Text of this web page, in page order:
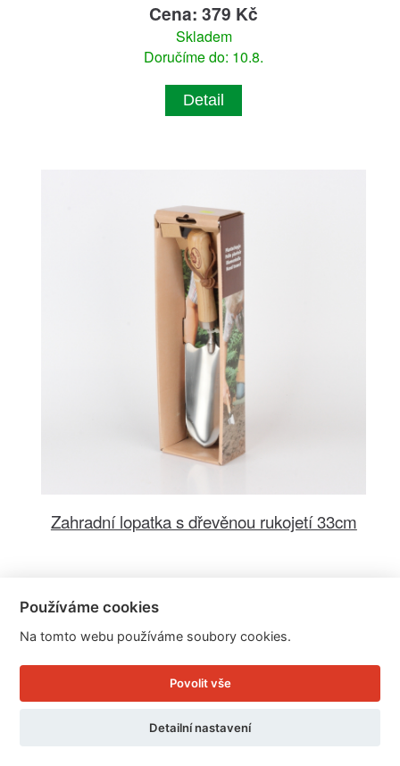
Cena: 379 Kč
Skladem
Doručíme do: 10.8.
Detail
Zahradní lopatka s dřevěnou rukojetí 33cm
Doručíme do: 10.8.
Detail
Používáme cookies
Na tomto webu používáme soubory cookies.
Povolit vše
Detailní nastavení